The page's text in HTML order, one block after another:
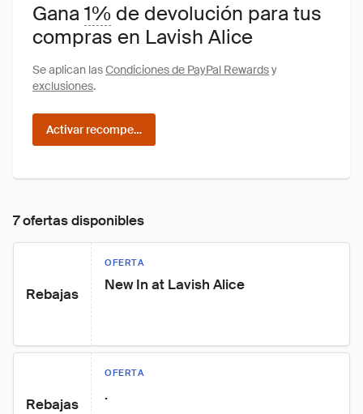
Gana1% de devolución para tus
compras en Lavish Alice
Se aplican lasCondiciones de PayPal Rewardsy
exclusiones.
Activar recompensas
7 ofertas disponibles
Rebajas
OFERTA
New In at Lavish Alice
Rebajas
OFERTA
.